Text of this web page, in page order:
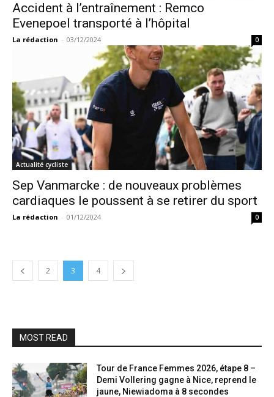
Accident à l’entraînement : Remco
Evenepoel transporté à l’hôpital
La rédaction - 03/12/2024 0
Actualité cycliste
Sep Vanmarcke : de nouveaux problèmes
cardiaques le poussent à se retirer du sport
La rédaction - 01/12/2024 0
2 3 4
MOST READ
Tour de France Femmes 2026, étape 8 –
Demi Vollering gagne à Nice, reprend le
jaune, Niewiadoma à 8 secondes